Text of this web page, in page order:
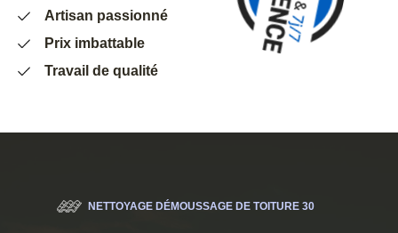
Artisan passionné
Prix imbattable
Travail de qualité
NETTOYAGE DÉMOUSSAGE DE TOITURE 30